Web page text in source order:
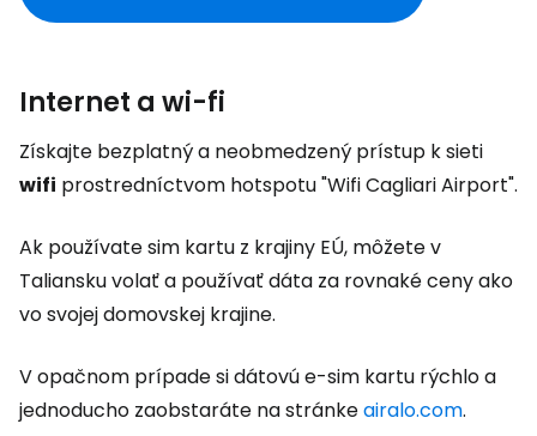
Internet a wi-fi
Získajte bezplatný a neobmedzený prístup k sieti
wifi prostredníctvom hotspotu "Wifi Cagliari Airport".
Ak používate sim kartu z krajiny EÚ, môžete v
Taliansku volať a používať dáta za rovnaké ceny ako
vo svojej domovskej krajine.
V opačnom prípade si dátovú e-sim kartu rýchlo a
jednoducho zaobstaráte na stránkeairalo.com.